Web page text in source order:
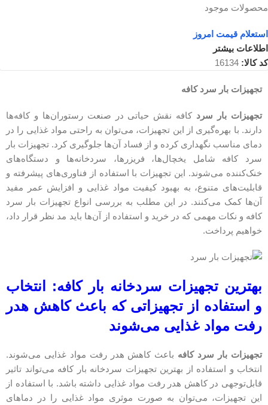
محصولات موجود
استعلام قیمت امروز
اطلاعات بیشتر
کد کالا: 16134
تجهیزات بار سرد کافه
تجهیزات بار سرد کافه نقش حیاتی در صنعت رستوران‌ها و کافه‌ها
دارند. با بهره‌گیری از این تجهیزات، می‌توان به راحتی مواد غذایی را در
دمای مناسب نگهداری کرده و از فساد آن‌ها جلوگیری کرد. تجهیزات بار
سرد کافه شامل یخچال‌ها، فریزرها، سردخانه‌ها و دستگاه‌های
خنک‌کننده می‌شوند. این تجهیزات با استفاده از فناوری‌های پیشرفته و
قابلیت‌های متنوع، به بهبود کیفیت مواد غذایی و افزایش عمر مفید
آن‌ها کمک می‌کنند. در این مطلب به بررسی انواع تجهیزات بار سرد
کافه و نکات مهمی که در خرید و استفاده از آن‌ها باید مد نظر قرار داد،
خواهیم پرداخت.
بهترین تجهیزات سردخانه بار کافه: انتخاب
و استفاده از تجهیزاتی که باعث کاهش هدر
رفت مواد غذایی می‌شوند
تجهیزات بار سرد کافه باعث کاهش هدر رفت مواد غذایی می‌شوند.
انتخاب و استفاده از بهترین تجهیزات سردخانه بار کافه می‌تواند تاثیر
قابل‌توجهی در کاهش هدر رفت مواد غذایی داشته باشد. با استفاده از
این تجهیزات، می‌توان به صورت موثری مواد غذایی را در دماهای